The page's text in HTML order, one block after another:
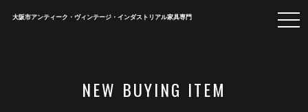
大阪市アンティーク・ヴィンテージ・インダストリアル家具専門
NEW BUYING ITEM